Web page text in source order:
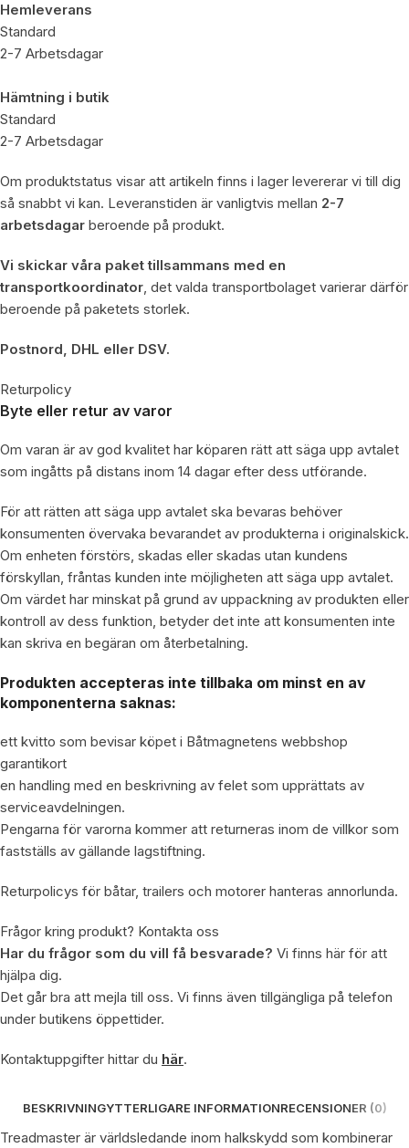
Hemleverans
Standard
2-7 Arbetsdagar
Hämtning i butik
Standard
2-7 Arbetsdagar
Om produktstatus visar att artikeln finns i lager levererar vi till dig
så snabbt vi kan. Leveranstiden är vanligtvis mellan 2-7
arbetsdagar beroende på produkt.
Vi skickar våra paket tillsammans med en
transportkoordinator, det valda transportbolaget varierar därför
beroende på paketets storlek.
Postnord, DHL eller DSV.
Returpolicy
Byte eller retur av varor
Om varan är av god kvalitet har köparen rätt att säga upp avtalet
som ingåtts på distans inom 14 dagar efter dess utförande.
För att rätten att säga upp avtalet ska bevaras behöver
konsumenten övervaka bevarandet av produkterna i originalskick.
Om enheten förstörs, skadas eller skadas utan kundens
förskyllan, fråntas kunden inte möjligheten att säga upp avtalet.
Om värdet har minskat på grund av uppackning av produkten eller
kontroll av dess funktion, betyder det inte att konsumenten inte
kan skriva en begäran om återbetalning.
Produkten accepteras inte tillbaka om minst en av
komponenterna saknas:
ett kvitto som bevisar köpet i Båtmagnetens webbshop
garantikort
en handling med en beskrivning av felet som upprättats av
serviceavdelningen.
Pengarna för varorna kommer att returneras inom de villkor som
fastställs av gällande lagstiftning.
Returpolicys för båtar, trailers och motorer hanteras annorlunda.
Frågor kring produkt? Kontakta oss
Har du frågor som du vill få besvarade? Vi finns här för att
hjälpa dig.
Det går bra att mejla till oss. Vi finns även tillgängliga på telefon
under butikens öppettider.
Kontaktuppgifter hittar du här.
BESKRIVNINGYTTERLIGARE INFORMATIONRECENSIONER (0)
Treadmaster är världsledande inom halkskydd som kombinerar